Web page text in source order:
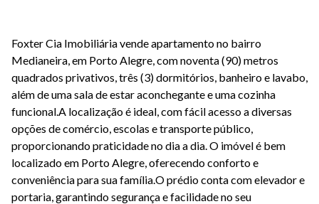
Foxter Cia Imobiliária vende apartamento no bairro
Medianeira, em Porto Alegre, com noventa (90) metros
quadrados privativos, três (3) dormitórios, banheiro e lavabo,
além de uma sala de estar aconchegante e uma cozinha
funcional.A localização é ideal, com fácil acesso a diversas
opções de comércio, escolas e transporte público,
proporcionando praticidade no dia a dia. O imóvel é bem
localizado em Porto Alegre, oferecendo conforto e
conveniência para sua família.O prédio conta com elevador e
portaria, garantindo segurança e facilidade no seu